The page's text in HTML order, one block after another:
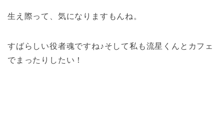
生え際って、気になりますもんね。
すばらしい役者魂ですね♪そして私も流星くんとカフェ
でまったりしたい！